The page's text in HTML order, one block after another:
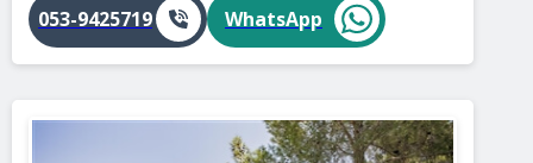
WhatsApp
053-9425719